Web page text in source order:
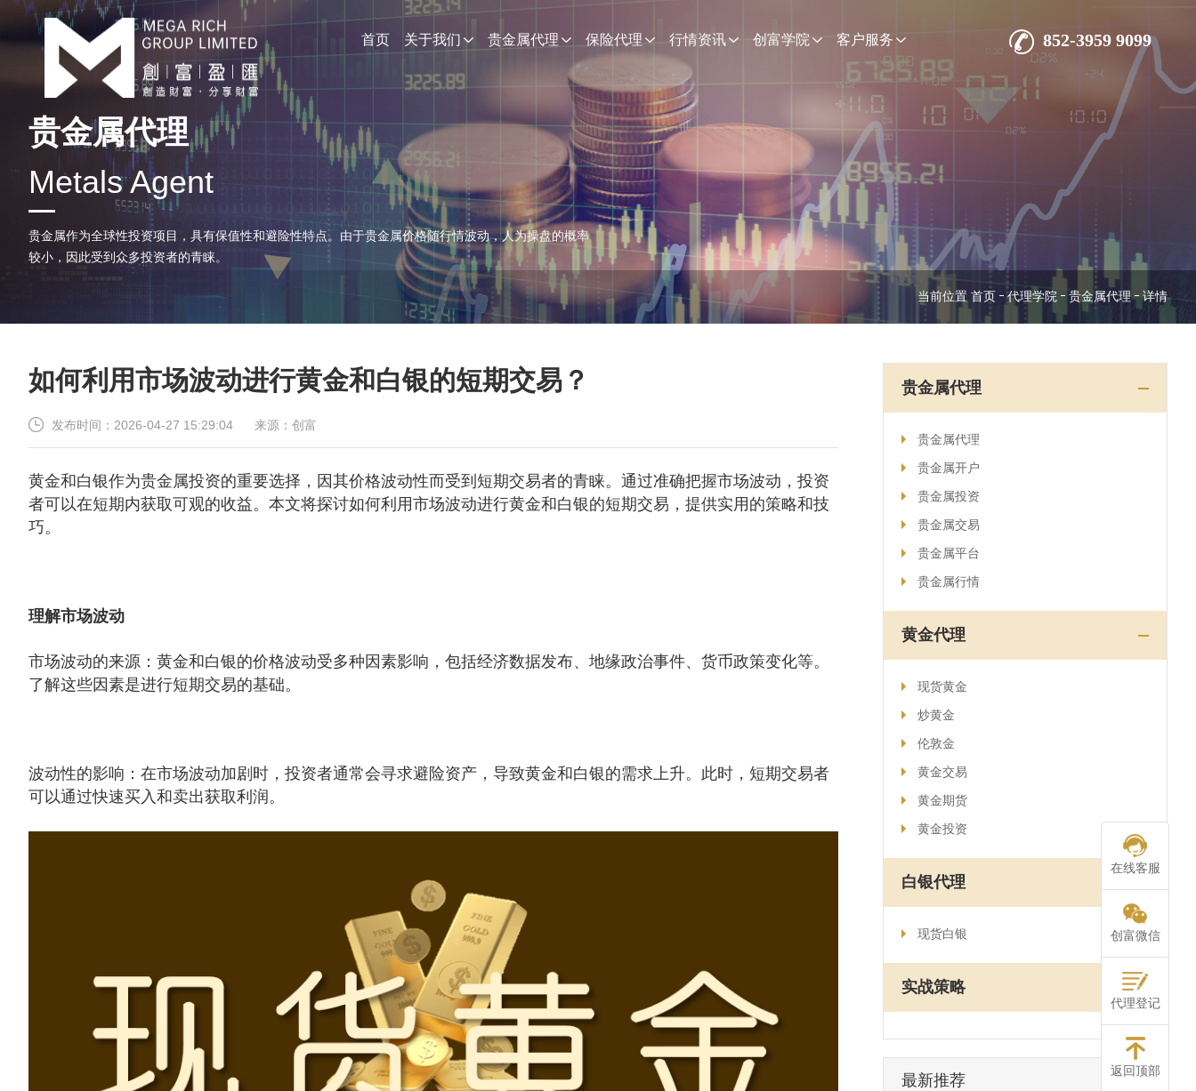
首页 关于我们 贵金属代理 保险代理 行情资讯 创富学院 客户服务 852-3959 9099
在线客服
创富微信
代理登记
返回顶部
贵金属代理
Metals Agent
贵金属作为全球性投资项目，具有保值性和避险性特点。由于贵金属价格随行情波动，人为操盘的概率
较小，因此受到众多投资者的青睐。
当前位置 首页 代理学院 贵金属代理 详情
​如何利用市场波动进行黄金和白银的短期交易？
发布时间： 2026-04-27 15:29:04 来源： 创富
黄金和白银作为贵金属投资的重要选择，因其价格波动性而受到短期交易者的青睐。通过准确把握市场波动，投资
者可以在短期内获取可观的收益。本文将探讨如何利用市场波动进行黄金和白银的短期交易，提供实用的策略和技
巧。
理解市场波动
市场波动的来源：黄金和白银的价格波动受多种因素影响，包括经济数据发布、地缘政治事件、货币政策变化等。
了解这些因素是进行短期交易的基础。
波动性的影响：在市场波动加剧时，投资者通常会寻求避险资产，导致黄金和白银的需求上升。此时，短期交易者
可以通过快速买入和卖出获取利润。
贵金属代理
贵金属代理
贵金属开户
贵金属投资
贵金属交易
贵金属平台
贵金属行情
黄金代理
现货黄金
炒黄金
伦敦金
黄金交易
黄金期货
黄金投资
白银代理
现货白银
实战策略
最新推荐